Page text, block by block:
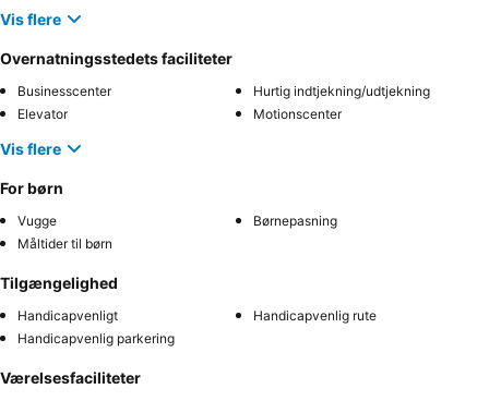
Vis flere
Overnatningsstedets faciliteter
Businesscenter
Hurtig indtjekning/udtjekning
Elevator
Motionscenter
Vis flere
For børn
Vugge
Børnepasning
Måltider til børn
Tilgængelighed
Handicapvenligt
Handicapvenlig rute
Handicapvenlig parkering
Værelsesfaciliteter